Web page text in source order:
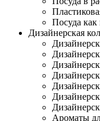
Посуда
Дизайнерская
Ароматы